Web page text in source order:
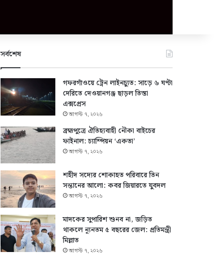
সর্বশেষ
গফরগাঁওয়ে ট্রেন লাইনচ্যুত: সাড়ে ৬ ঘণ্টা
দেরিতে দেওয়ানগঞ্জ ছাড়ল তিস্তা
এক্সপ্রেস
আগস্ট ৭, ২০২৬
ব্রহ্মপুত্রে ঐতিহ্যবাহী নৌকা বাইচের
ফাইনাল: চ্যাম্পিয়ন ‘একতা’
আগস্ট ৭, ২০২৬
শহীদ সদ্যের শোকাহত পরিবারে তিন
সন্তানের আলো: কবর জিয়ারতে যুবদল
আগস্ট ৭, ২০২৬
মাদকের সুপারিশ শুনব না, জড়িত
থাকলে ন্যূনতম ৫ বছরের জেল: প্রতিমন্ত্রী
মিল্লাত
আগস্ট ৭, ২০২৬